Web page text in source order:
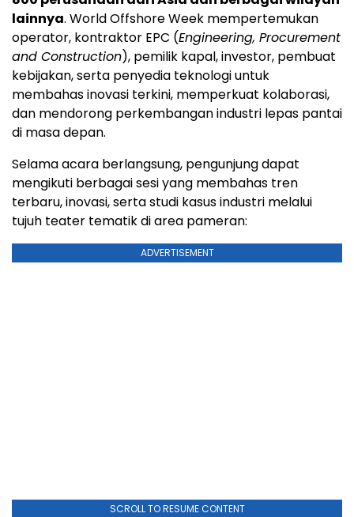
lainnya. World Offshore Week mempertemukan
operator, kontraktor EPC (Engineering, Procurement
and Construction), pemilik kapal, investor, pembuat
kebijakan, serta penyedia teknologi untuk
membahas inovasi terkini, memperkuat kolaborasi,
dan mendorong perkembangan industri lepas pantai
di masa depan.
Selama acara berlangsung, pengunjung dapat
mengikuti berbagai sesi yang membahas tren
terbaru, inovasi, serta studi kasus industri melalui
tujuh teater tematik di area pameran:
ADVERTISEMENT
SCROLL TO RESUME CONTENT